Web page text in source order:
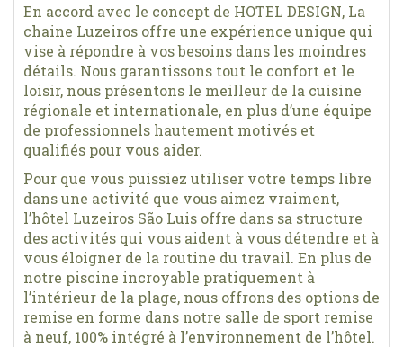
En accord avec le concept de HOTEL DESIGN, La
chaine Luzeiros offre une expérience unique qui
vise à répondre à vos besoins dans les moindres
détails. Nous garantissons tout le confort et le
loisir, nous présentons le meilleur de la cuisine
régionale et internationale, en plus d’une équipe
de professionnels hautement motivés et
qualifiés pour vous aider.
Pour que vous puissiez utiliser votre temps libre
dans une activité que vous aimez vraiment,
l’hôtel Luzeiros São Luis offre dans sa structure
des activités qui vous aident à vous détendre et à
vous éloigner de la routine du travail. En plus de
notre piscine incroyable pratiquement à
l’intérieur de la plage, nous offrons des options de
remise en forme dans notre salle de sport remise
à neuf, 100% intégré à l’environnement de l’hôtel.